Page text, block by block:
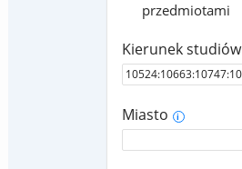
przedmiotami
Kierunek studiów
Miasto i